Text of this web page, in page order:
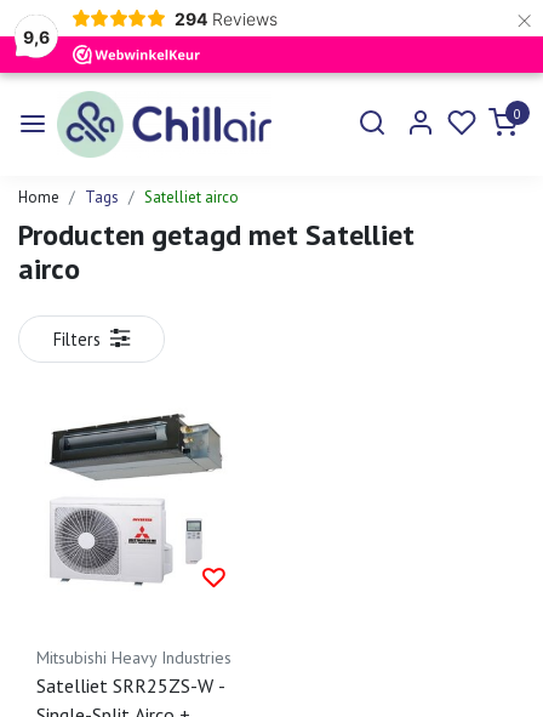
9,6
294 Reviews ×
0
Home Tags Satelliet airco
Producten getagd met Satelliet
airco
Filters
Mitsubishi Heavy Industries
Satelliet SRR25ZS-W -